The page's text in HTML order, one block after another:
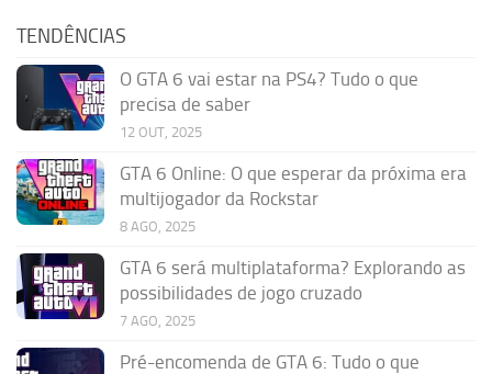
TENDÊNCIAS
O GTA 6 vai estar na PS4? Tudo o que
precisa de saber
12 OUT, 2025
GTA 6 Online: O que esperar da próxima era
multijogador da Rockstar
8 AGO, 2025
GTA 6 será multiplataforma? Explorando as
possibilidades de jogo cruzado
7 AGO, 2025
Pré-encomenda de GTA 6: Tudo o que